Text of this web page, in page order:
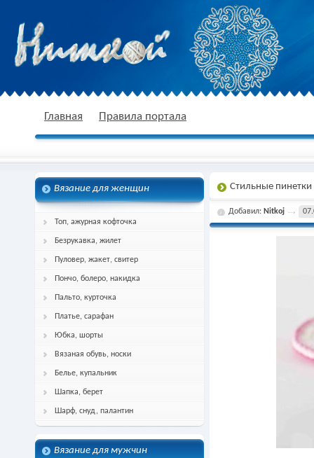
спицами, схема и описание
Главная Правила портала
Вязание для женщин
Топ, ажурная кофточка
Безрукавка, жилет
Пуловер, жакет, свитер
Пончо, болеро, накидка
Пальто, курточка
Платье, сарафан
Юбка, шорты
Вязаная обувь, носки
Белье, купальник
Шапка, берет
Шарф, снуд, палантин
Вязание для мужчин
Стильные пинетки
Добавил: Nitkoj